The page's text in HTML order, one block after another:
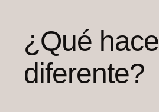
¿Qué
diferente?